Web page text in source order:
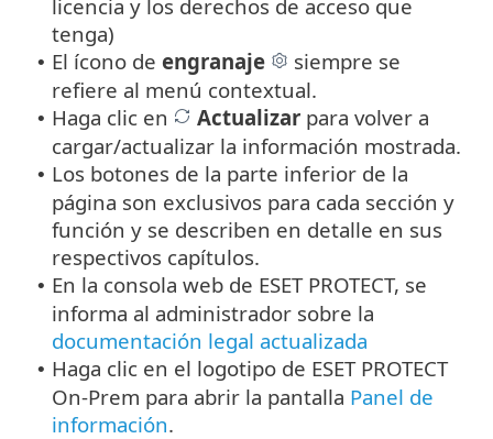
licencia y los derechos de acceso que
tenga)
• El ícono de engranaje
siempre se
refiere al menú contextual.
• Haga clic en Actualizar para volver a
cargar/actualizar la información mostrada.
• Los botones de la parte inferior de la
página son exclusivos para cada sección y
función y se describen en detalle en sus
respectivos capítulos.
• En la consola web de ESET PROTECT, se
informa al administrador sobre la
documentación legal actualizada
• Haga clic en el logotipo de ESET PROTECT
On-Prem para abrir la pantalla Panel de
información.